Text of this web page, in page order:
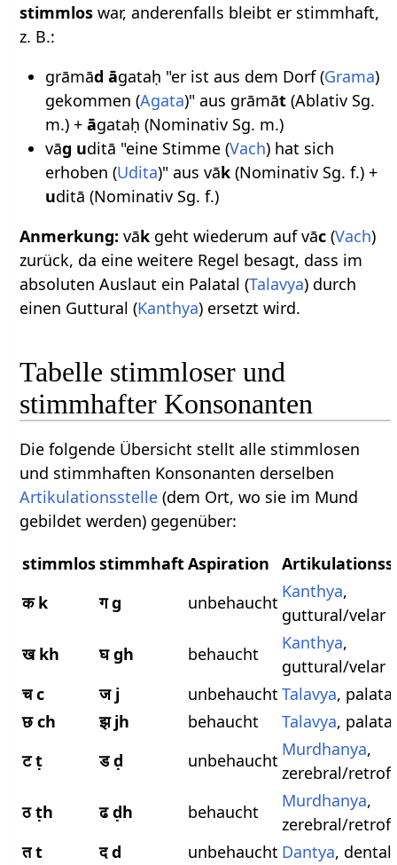
stimmlos war, anderenfalls bleibt er stimmhaft,
z. B.:
grāmād āgataḥ "er ist aus dem Dorf (Grama)
gekommen (Agata)" aus grāmāt(Ablativ Sg.
m.) + āgataḥ (Nominativ Sg. m.)
vāg uditā "eine Stimme (Vach) hat sich
erhoben (Udita)" aus vāk(Nominativ Sg. f.) +
uditā (Nominativ Sg. f.)
Anmerkung: vāk geht wiederum auf vāc (Vach)
zurück, da eine weitere Regel besagt, dass im
absoluten Auslaut ein Palatal (Talavya) durch
einen Guttural (Kanthya) ersetzt wird.
Tabelle stimmloser und
stimmhafter Konsonanten
Die folgende Übersicht stellt alle stimmlosen
und stimmhaften Konsonanten derselben
Artikulationsstelle (dem Ort, wo sie im Mund
gebildet werden) gegenüber:
stimmlosstimmhaftAspiration
क k
ग g unbehaucht
Kanthya,
guttural/velar
ख kh
घ gh behaucht
Kanthya,
guttural/velar
च c
ज j unbehaucht Talavya, palatal
छ ch
झ jh behaucht Talavya, palatal
ट ṭ
ड ḍ unbehaucht
Murdhanya,
zerebral/
ठ ṭh
ढ ḍh behaucht
Murdhanya,
zerebral/
त t
द d unbehaucht Dantya, dental